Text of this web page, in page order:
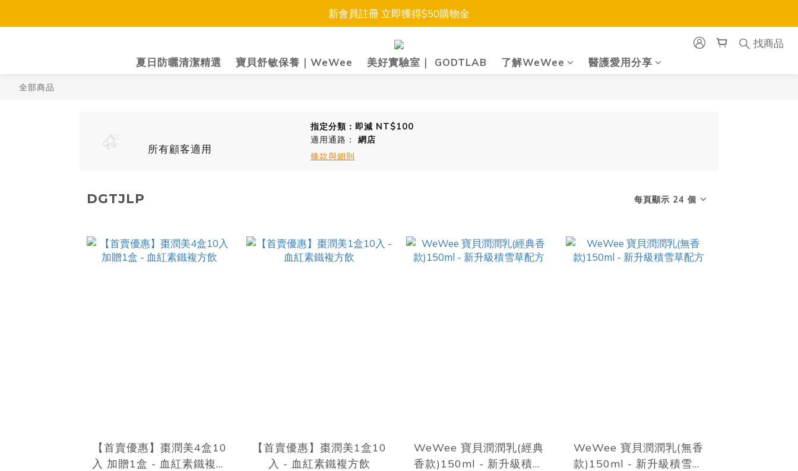
新會員註冊 立即獲得$50購物金
找商品
夏日防曬清潔精選
寶貝舒敏保養｜WeWee 美好實驗室｜ GODTLAB 了解WeWee 醫護愛用分享
全部商品
所有顧客適用
指定分類：即減 NT$100
適用通路： 網店
條款與細則
DGTJLP 每頁顯示 24 個
【首賣優惠】棗潤美4盒10
入 加贈1盒 - 血紅素鐵複方
【首賣優惠】棗潤美1盒10
入 - 血紅素鐵複方飲
WeWee 寶貝潤潤乳(經典
香款)150ml - 新升級積雪
WeWee 寶貝潤潤乳(無香
款)150ml - 新升級積雪草